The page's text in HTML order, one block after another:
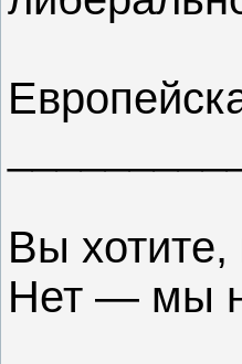
Вы
Нет — мы